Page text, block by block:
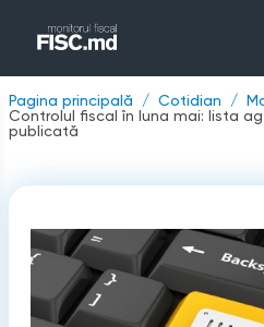
Pagina principală Cotidian
Controlul fiscal în luna mai: lista
publicată